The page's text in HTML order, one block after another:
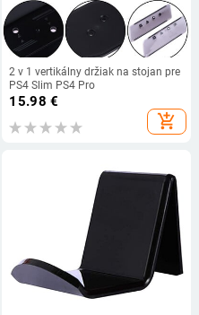
2 v 1 vertikálny držiak na stojan pre
PS4 Slim PS4 Pro
15.98 €
add_shopping_cart